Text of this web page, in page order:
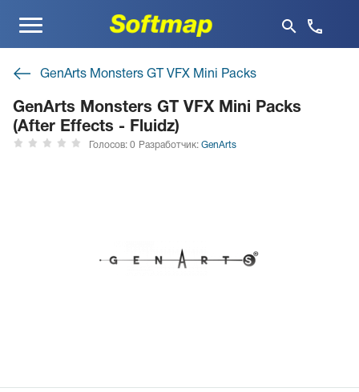
Меню
GenArts Monsters GT VFX Mini Packs
GenArts Monsters GT VFX Mini Packs
(After Effects - Fluidz)
Голосов: 0 Разработчик: GenArts